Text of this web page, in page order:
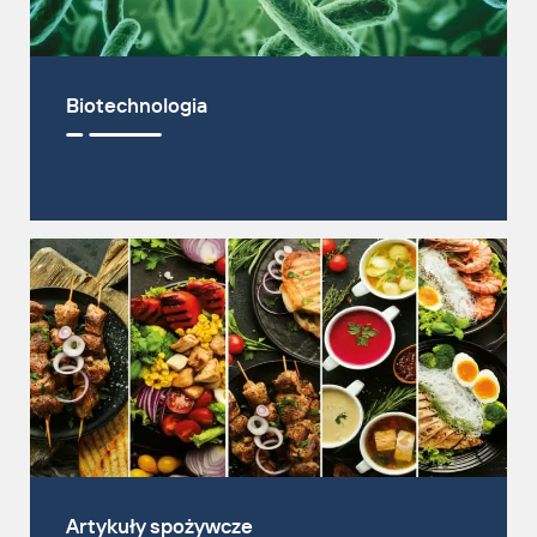
VCard
T: +49 5461 9303 732
ed.hbmgrebiel@knalb.j
Biotechnologia
Artykuły spożywcze